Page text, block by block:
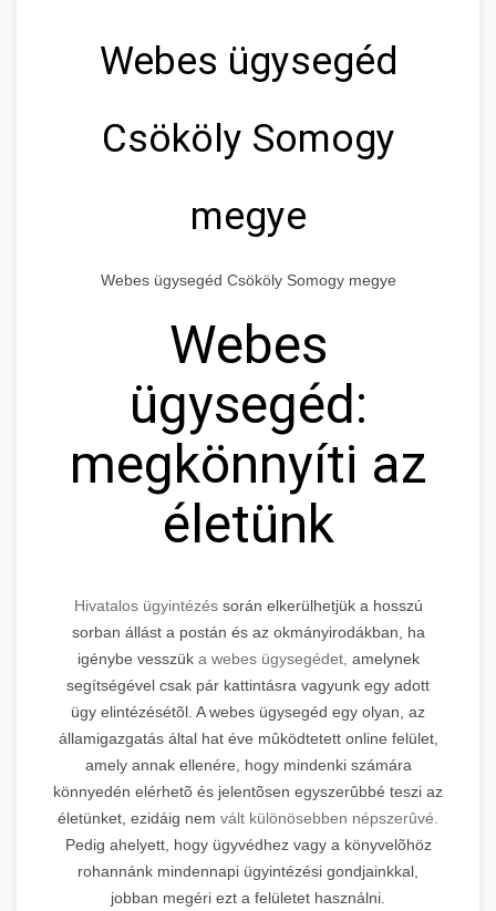
Webes ügysegéd
Csököly Somogy
megye
Webes ügysegéd Csököly Somogy megye
Webes
ügysegéd:
megkönnyíti az
életünk
Hivatalos ügyintézés során elkerülhetjük a hosszú
sorban állást a postán és az okmányirodákban, ha
igénybe vesszük a webes ügysegédet, amelynek
segítségével csak pár kattintásra vagyunk egy adott
ügy elintézésétõl. A webes ügysegéd egy olyan, az
államigazgatás által hat éve mûködtetett online felület,
amely annak ellenére, hogy mindenki számára
könnyedén elérhetõ és jelentõsen egyszerûbbé teszi az
életünket, ezidáig nem vált különösebben népszerûvé.
Pedig ahelyett, hogy ügyvédhez vagy a könyvelõhöz
rohannánk mindennapi ügyintézési gondjainkkal,
jobban megéri ezt a felületet használni.